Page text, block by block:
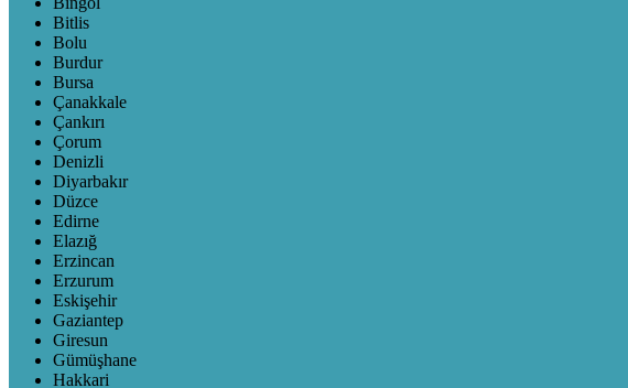
Bitlis
Bolu
Burdur
Bursa
Çanakkale
Çankırı
Çorum
Denizli
Diyarbakır
Düzce
Edirne
Elazığ
Erzincan
Erzurum
Eskişehir
Gaziantep
Giresun
Gümüşhane
Hakkari